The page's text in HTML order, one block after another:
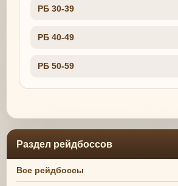
РБ 30-39
РБ 40-49
РБ 50-59
Раздел рейдбоссов
Все рейдбоссы